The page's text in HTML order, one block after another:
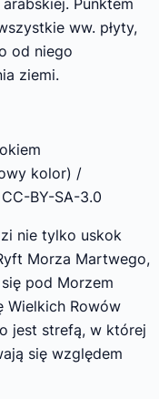
Punktem
ww. płyty,
od niego
ziemi.
kolor) /
BY-SA-3.0
nie tylko uskok
Morza Martwego,
pod Morzem
Wielkich Rowów
jest strefą, w której
się względem